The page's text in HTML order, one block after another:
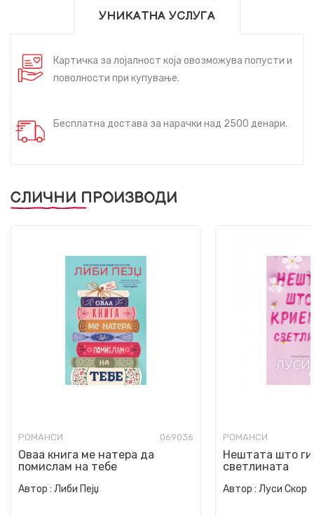
УНИКАТНА УСЛУГА
Картичка за лојалност која овозможува попусти и
поволности при купување.
Бесплатна достава за нарачки над 2500 денари.
СЛИЧНИ ПРОИЗВОДИ
РОМАНСИ 069036
Оваа книга ме натера да
помислам на тебе
Автор : Либи Пејџ
РОМАНСИ
Нештата што
светлината
Автор : Луси Скор